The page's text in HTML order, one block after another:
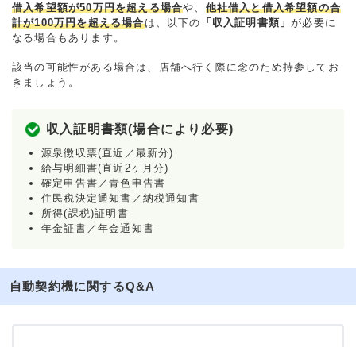
借入希望額が50万円を超える場合や、 他社借入と借入希望額の合
計が100万円を超える場合は、以下の 「収入証明書類」が必要に
なる場合もあります。
該当の可能性がある場合は、店舗へ行く際に念のため持参してお
きましょう。
収入証明書類(場合により必要)
源泉徴収票(直近／最新分)
給与明細書(直近2ヶ月分)
確定申告書／青色申告書
住民税決定通知書／納税通知書
所得(課税)証明書
年金証書／年金通知書
自動契約機に関するQ&A